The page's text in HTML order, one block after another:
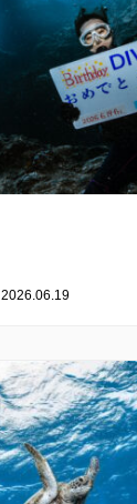
2026.06.19